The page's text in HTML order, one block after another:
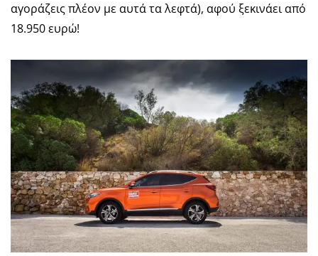
αγοράζεις πλέον με αυτά τα λεφτά), αφού ξεκινάει από
18.950 ευρώ!